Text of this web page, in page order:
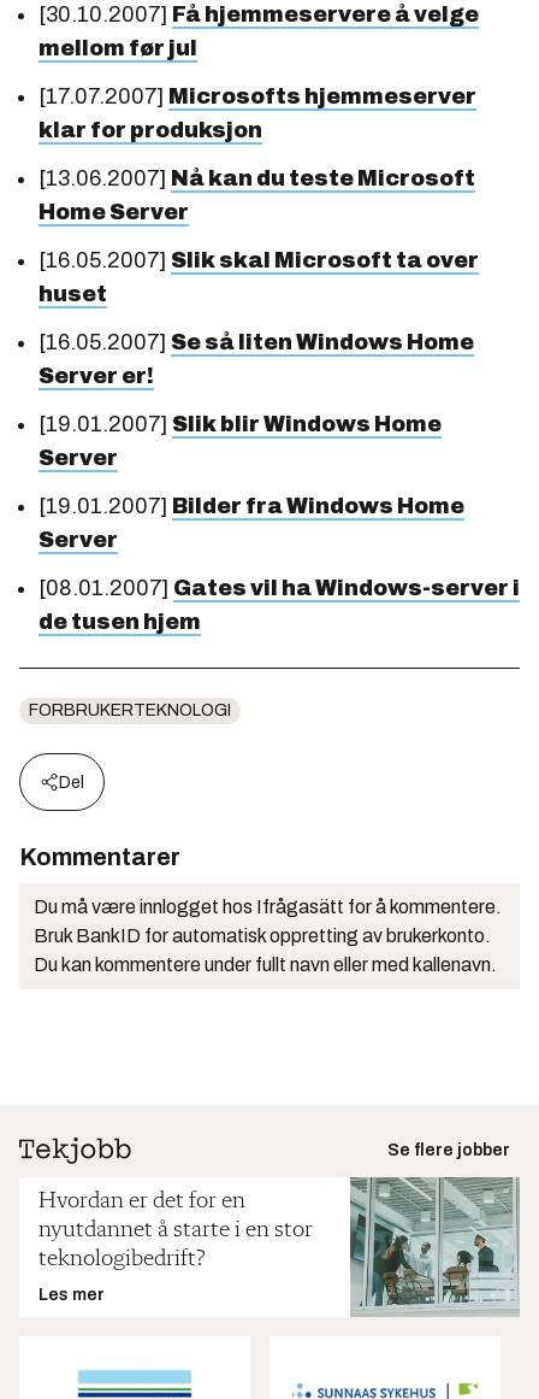
[30.10.2007] Få hjemmeservere å velge
mellom før jul
[17.07.2007] Microsofts hjemmeserver
klar for produksjon
[13.06.2007] Nå kan du teste Microsoft
Home Server
[16.05.2007] Slik skal Microsoft ta over
huset
[16.05.2007] Se så liten Windows Home
Server er!
[19.01.2007] Slik blir Windows Home
Server
[19.01.2007] Bilder fra Windows Home
Server
[08.01.2007] Gates vil ha Windows-server i
de tusen hjem
FORBRUKERTEKNOLOGI
Del
Kommentarer
Du må være innlogget hos Ifrågasätt for å kommentere.
Bruk BankID for automatisk oppretting av brukerkonto.
Du kan kommentere under fullt navn eller med kallenavn.
Se flere jobber
Hvordan er det for en
nyutdannet å starte i en stor
teknologibedrift?
Les mer